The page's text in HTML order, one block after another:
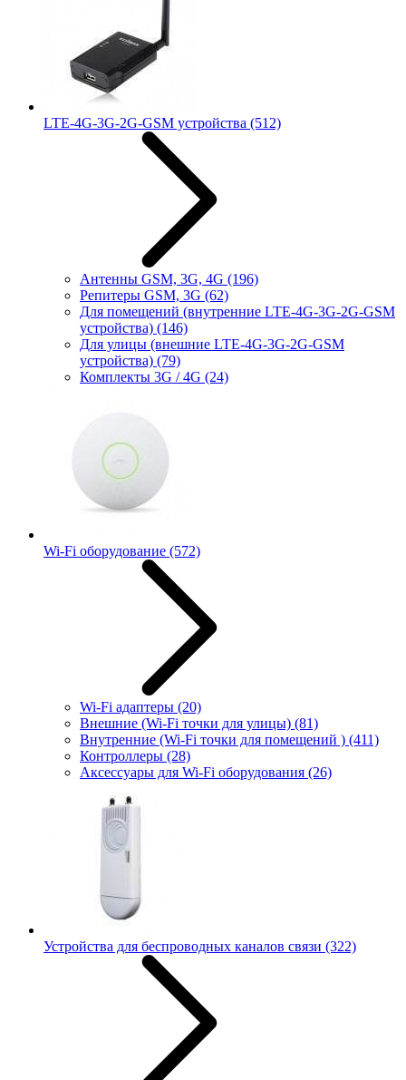
LTE-4G-3G-2G-GSM устройства (512)
Антенны GSM, 3G, 4G (196)
Репитеры GSM, 3G (62)
Для помещений (внутренние LTE-4G-3G-2G-GSM
устройства) (146)
Для улицы (внешние LTE-4G-3G-2G-GSM
устройства) (79)
Комплекты 3G / 4G (24)
Wi-Fi оборудование (572)
Wi-Fi адаптеры (20)
Внешние (Wi-Fi точки для улицы) (81)
Внутренние (Wi-Fi точки для помещений ) (411)
Контроллеры (28)
Аксессуары для Wi-Fi оборудования (26)
Устройства для беспроводных каналов связи (322)